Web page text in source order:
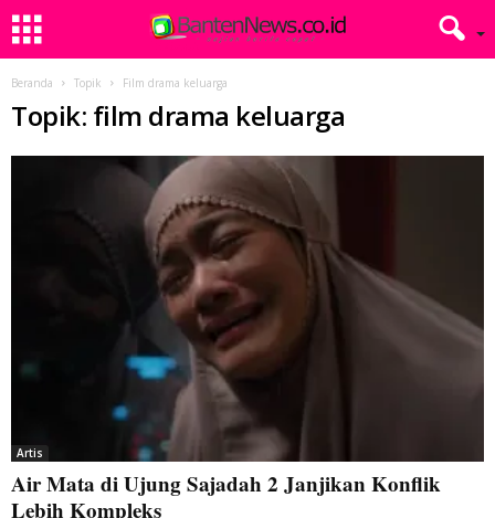
Beranda Topik Film drama keluarga
Topik: film drama keluarga
Artis
Air Mata di Ujung Sajadah 2 Janjikan Konflik
Lebih Kompleks